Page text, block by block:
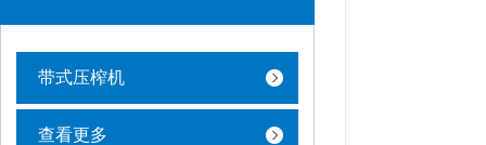
带式压榨机
查看更多